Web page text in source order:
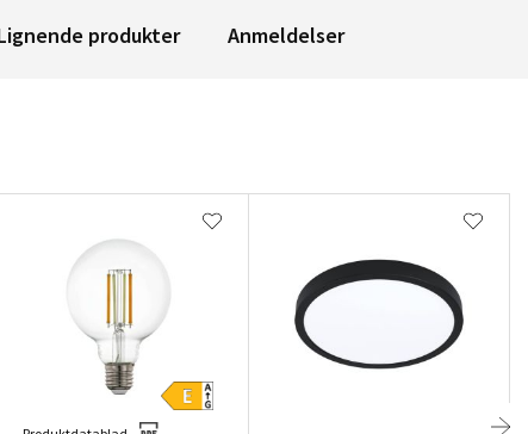
produkter Anmeldelser